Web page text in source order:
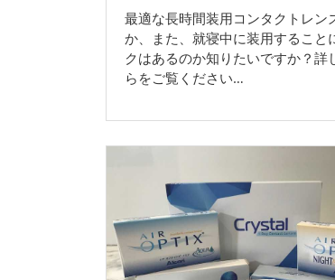
最適な長時間装用コンタクトレン
か、また、就寝中に装用すること
クはあるのか知りたいですか？詳
らをご覧ください…